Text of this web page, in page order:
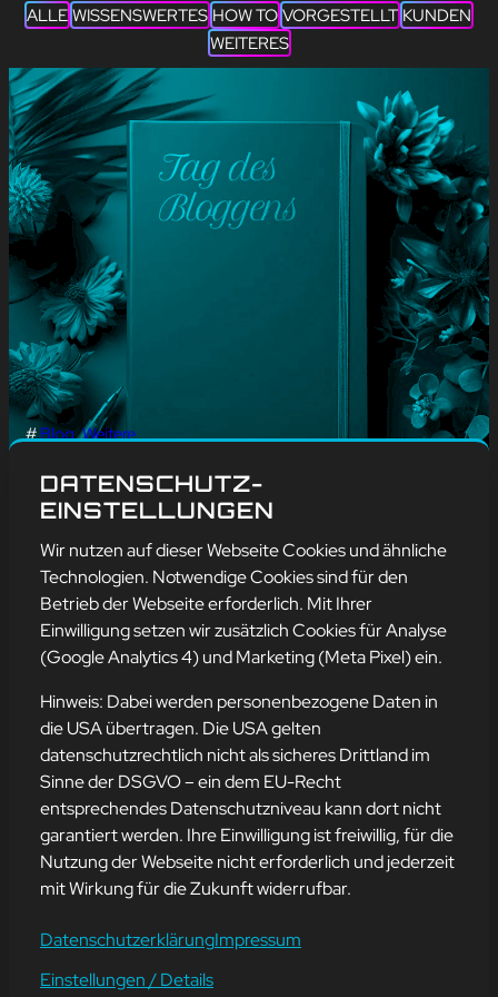
ALLE WISSENSWERTES HOW TO VORGESTELLT KUNDEN
WEITERES
#Blog, Weitere
BLOGGENS! 🎉✨
mehr erfahren
Adresse
mission-webstyle oHG
Bürgermeister-Regitz-Straße 40
66539 Neunkirchen
E-Mail:kontakt@mission-webstyle.de
Navigation
Webseitenerstellung
Webseite mieten
Webseiten Betreuung
Über Uns
Kontakt
Leistungen
DATENSCHUTZ-
EINSTELLUNGEN
Wir nutzen auf dieser Webseite Cookies und ähnliche
Technologien. Notwendige Cookies sind für den
Betrieb der Webseite erforderlich. Mit Ihrer
Einwilligung setzen wir zusätzlich Cookies für Analyse
(Google Analytics 4) und Marketing (Meta Pixel) ein.
Hinweis: Dabei werden personenbezogene Daten in
die USA übertragen. Die USA gelten
datenschutzrechtlich nicht als sicheres Drittland im
Sinne der DSGVO – ein dem EU-Recht
entsprechendes Datenschutzniveau kann dort nicht
garantiert werden. Ihre Einwilligung ist freiwillig, für die
Nutzung der Webseite nicht erforderlich und jederzeit
mit Wirkung für die Zukunft widerrufbar.
DatenschutzerklärungImpressum
Einstellungen / Details